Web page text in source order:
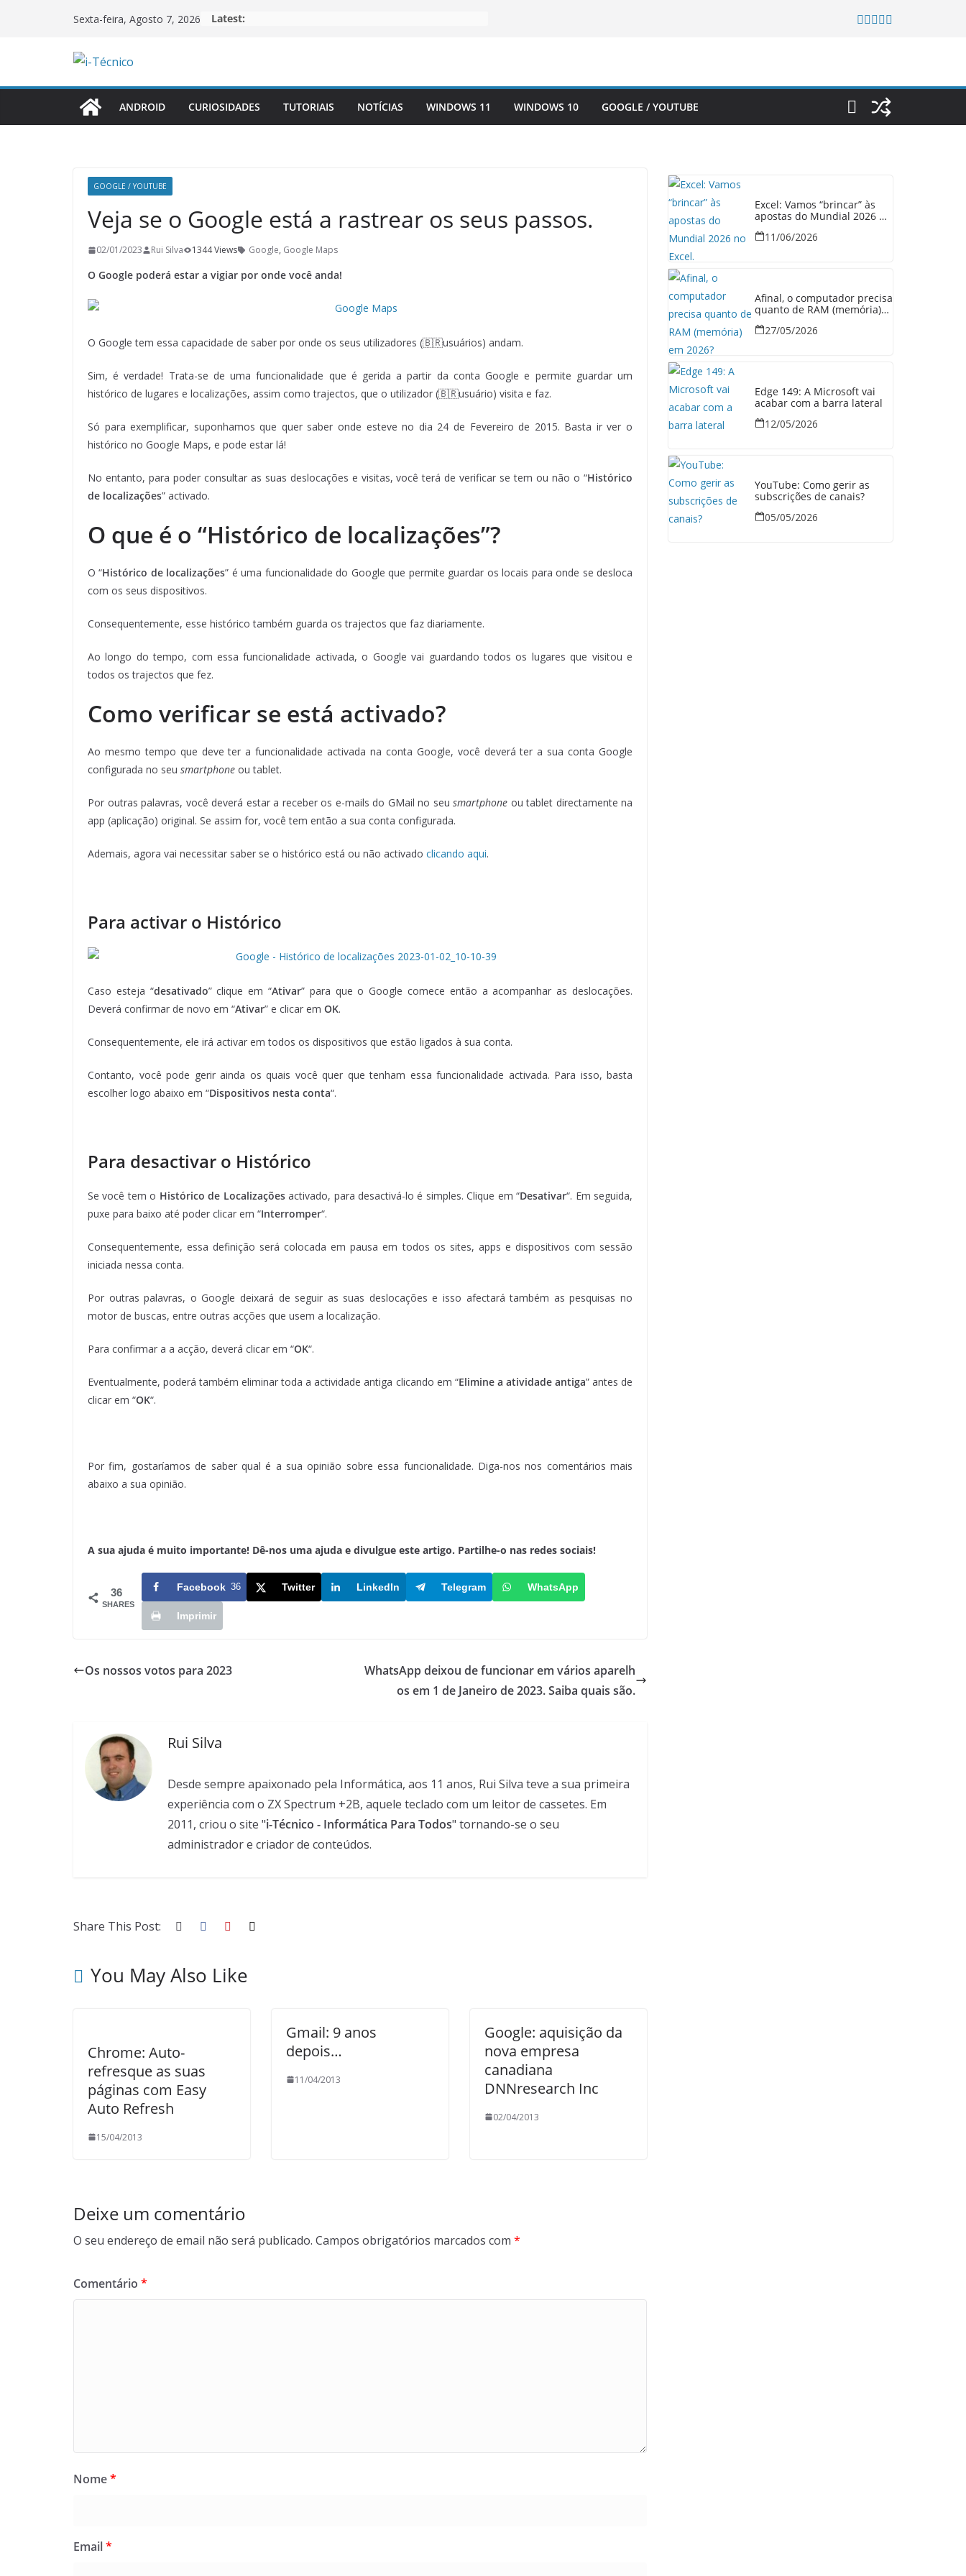
Sexta-feira, Agosto 7, 2026 Latest:
ANDROID CURIOSIDADES TUTORIAIS NOTÍCIAS WINDOWS 11 WINDOWS 10 GOOGLE / YOUTUBE
GOOGLE / YOUTUBE
Veja se o Google está a rastrear os seus passos.
02/01/2023 Rui Silva 1344 Views Google, Google Maps
O Google poderá estar a vigiar por onde você anda!
O Google tem essa capacidade de saber por onde os seus utilizadores (🇧🇷usuários) andam.
Sim, é verdade! Trata-se de uma funcionalidade que é gerida a partir da conta Google e permite guardar um
histórico de lugares e localizações, assim como trajectos, que o utilizador (🇧🇷usuário) visita e faz.
Só para exemplificar, suponhamos que quer saber onde esteve no dia 24 de Fevereiro de 2015. Basta ir ver o
histórico no Google Maps, e pode estar lá!
No entanto, para poder consultar as suas deslocações e visitas, você terá de verificar se tem ou não o “Histórico
de localizações” activado.
O que é o “Histórico de localizações”?
O “Histórico de localizações” é uma funcionalidade do Google que permite guardar os locais para onde se desloca
com os seus dispositivos.
Consequentemente, esse histórico também guarda os trajectos que faz diariamente.
Ao longo do tempo, com essa funcionalidade activada, o Google vai guardando todos os lugares que visitou e
todos os trajectos que fez.
Como verificar se está activado?
Ao mesmo tempo que deve ter a funcionalidade activada na conta Google, você deverá ter a sua conta Google
configurada no seu smartphone ou tablet.
Por outras palavras, você deverá estar a receber os e-mails do GMail no seu smartphone ou tablet directamente na
app (aplicação) original. Se assim for, você tem então a sua conta configurada.
Ademais, agora vai necessitar saber se o histórico está ou não activado clicando aqui.
Para activar o Histórico
Caso esteja “desativado” clique em “Ativar” para que o Google comece então a acompanhar as deslocações.
Deverá confirmar de novo em “Ativar” e clicar em OK.
Consequentemente, ele irá activar em todos os dispositivos que estão ligados à sua conta.
Contanto, você pode gerir ainda os quais você quer que tenham essa funcionalidade activada. Para isso, basta
escolher logo abaixo em “Dispositivos nesta conta“.
Para desactivar o Histórico
Se você tem o Histórico de Localizaçõesactivado, para desactivá-lo é simples. Clique em “Desativar“. Em seguida,
puxe para baixo até poder clicar em “Interromper“.
Consequentemente, essa definição será colocada em pausa em todos os sites, apps e dispositivos com sessão
iniciada nessa conta.
Por outras palavras, o Google deixará de seguir as suas deslocações e isso afectará também as pesquisas no
motor de buscas, entre outras acções que usem a localização.
Para confirmar a a acção, deverá clicar em “OK“.
Eventualmente, poderá também eliminar toda a actividade antiga clicando em “Elimine a atividade antiga” antes de
clicar em “OK“.
Por fim, gostaríamos de saber qual é a sua opinião sobre essa funcionalidade. Diga-nos nos comentários mais
abaixo a sua opinião.
A sua ajuda é muito importante! Dê-nos uma ajuda e divulgue este artigo. Partilhe-o nas redes sociais!
36
SHARES
Facebook 36 Twitter LinkedIn Telegram WhatsApp
Imprimir
Os nossos votos para 2023
WhatsApp deixou de funcionar em vários aparelh
os em 1 de Janeiro de 2023. Saiba quais são.
Rui Silva
Desde sempre apaixonado pela Informática, aos 11 anos, Rui Silva teve a sua primeira
experiência com o ZX Spectrum +2B, aquele teclado com um leitor de cassetes. Em
2011, criou o site "i-Técnico - Informática Para Todos" tornando-se o seu
administrador e criador de conteúdos.
Share This Post:
You May Also Like
Chrome: Auto-
refresque as suas
páginas com Easy
Auto Refresh
15/04/2013
Gmail: 9 anos
depois…
11/04/2013
Google: aquisição da
nova empresa
canadiana
DNNresearch Inc
02/04/2013
Deixe um comentário
O seu endereço de email não será publicado. Campos obrigatórios marcados com *
Comentário *
Nome*
Email*
Excel: Vamos “brincar” às
apostas do Mundial 2026 no
11/06/2026
Afinal, o computador precisa
quanto de RAM (memória)
27/05/2026
Edge 149: A Microsoft vai
acabar com a barra lateral
12/05/2026
YouTube: Como gerir as
subscrições de canais?
05/05/2026